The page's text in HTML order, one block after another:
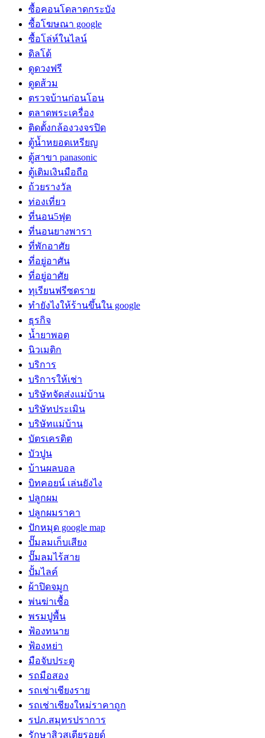
ซื้อคอนโดลาดกระบัง
ซื้อโฆษณา google
ซื้อโล่ห์ในไลน์
ดิลโด้
ดูดวงฟรี
ดูดส้วม
ตรวจบ้านก่อนโอน
ตลาดพระเครื่อง
ติดตั้งกล้องวงจรปิด
ตู้น้ำหยอดเหรียญ
ตู้สาขา panasonic
ตู้เติมเงินมือถือ
ถ้วยรางวัล
ท่องเที่ยว
ที่นอน5ฟุต
ที่นอนยางพารา
ที่พักอาศัย
ที่อยู่อาศัน
ที่อยู่อาศัย
ทุเรียนฟรีซดราย
ทํายังไงให้ร้านขึ้นใน google
ธุรกิจ
น้ำยาพอต
นิวเมติก
บริการ
บริการให้เช่า
บริษัทจัดส่งแม่บ้าน
บริษัทประเมิน
บริษัทแม่บ้าน
บัตรเครดิต
บัวปูน
บ้านผลบอล
บิทคอยน์ เล่นยังไง
ปลูกผม
ปลูกผมราคา
ปักหมุด google map
ปั๊มลมเก็บเสียง
ปั๊มลมไร้สาย
ปั้มไลค์
ผ้าปิดจมูก
พ่นฆ่าเชื้อ
พรมปูพื้น
ฟ้องทนาย
ฟ้องหย่า
มือจับประตู
รถมือสอง
รถเช่าเชียงราย
รถเช่าเชียงใหม่ราคาถูก
รปภ.สมุทรปราการ
รักษาสิวสเตียรอยด์